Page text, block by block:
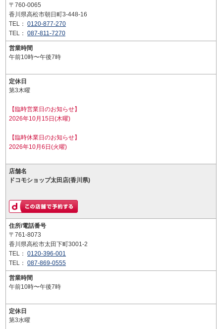
〒760-0065
香川県高松市朝日町3-448-16
TEL： 0120-877-270
TEL： 087-811-7270
営業時間
午前10時〜午後7時
定休日
第3木曜
【臨時営業日のお知らせ】
2026年10月15日(木曜)
【臨時休業日のお知らせ】
2026年10月6日(火曜)
店舗名
ドコモショップ太田店(香川県)
住所/電話番号
〒761-8073
香川県高松市太田下町3001-2
TEL： 0120-396-001
TEL： 087-869-0555
営業時間
午前10時〜午後7時
定休日
第3水曜